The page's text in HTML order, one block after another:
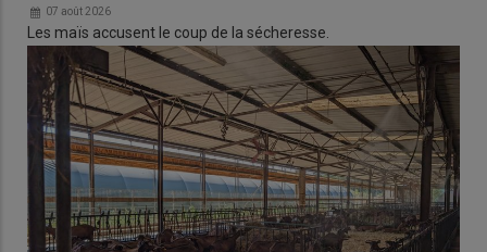
07 août 2026
Les maïs accusent le coup de la sécheresse.